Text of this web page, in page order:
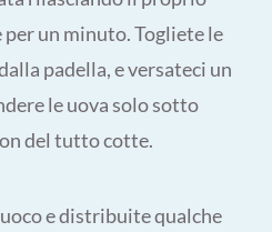
un minuto. Togliete le
padella, e versateci un
le uova solo sotto
del tutto cotte.
e distribuite qualche